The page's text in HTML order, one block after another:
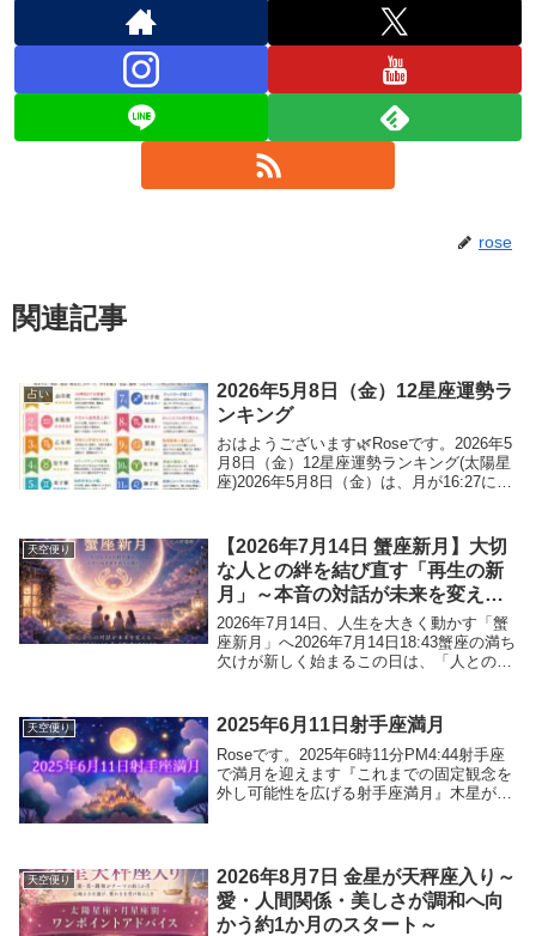
rose
関連記事
占い
2026年5月8日（金）12星座運勢ラ
ンキング
おはようございます🌿Roseです。2026年5
月8日（金）12星座運勢ランキング(太陽星
座)2026年5月8日（金）は、月が16:27に山
以降は「自由・個性・つなが...
天空便り
【2026年7月14日 蟹座新月】大切
な人との絆を結び直す「再生の新
月」～本音の対話が未来を変える
～
2026年7月14日、人生を大きく動かす「蟹
座新月」へ2026年7月14日18:43蟹座の満ち
欠けが新しく始まるこの日は、「人とのご
パートナーシップを司る「7ハウス」...
天空便り 2025年6月11日射手座満月
Roseです。2025年6時11分PM4:44射手座
で満月を迎えます『これまでの固定観念を
外し可能性を広げる射手座満月』木星が蟹
天空便り
2026年8月7日 金星が天秤座入り～
愛・人間関係・美しさが調和へ向
かう約1か月のスタート～